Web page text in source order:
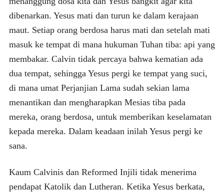
dibenarkan. Yesus mati dan turun ke dalam kerajaan
maut. Setiap orang berdosa harus mati dan setelah mati
masuk ke tempat di mana hukuman Tuhan tiba: api yang
membakar. Calvin tidak percaya bahwa kematian ada
dua tempat, sehingga Yesus pergi ke tempat yang suci,
di mana umat Perjanjian Lama sudah sekian lama
menantikan dan mengharapkan Mesias tiba pada
mereka, orang berdosa, untuk memberikan keselamatan
kepada mereka. Dalam keadaan inilah Yesus pergi ke
sana.
Kaum Calvinis dan Reformed Injili tidak menerima
pendapat Katolik dan Lutheran. Ketika Yesus berkata,